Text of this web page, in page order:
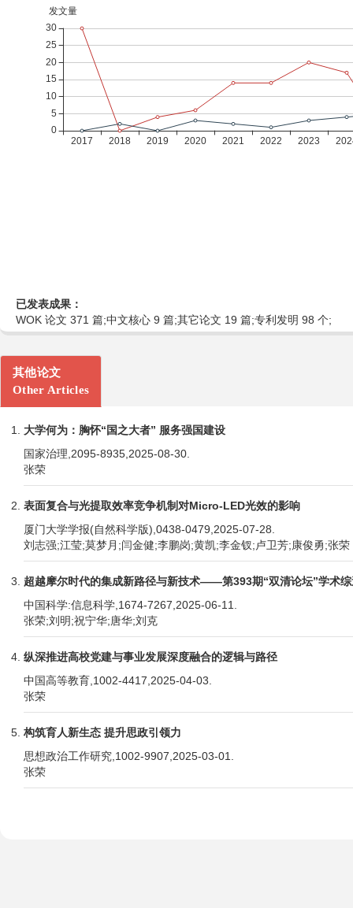
已发表成果：
WOK 论文 371 篇;中文核心 9 篇;其它论文 19 篇;专利发明 98 个;
其他论文
Other Articles
大学何为：胸怀“国之大者” 服务强国建设
国家治理,2095-8935,2025-08-30.
张荣
表面复合与光提取效率竞争机制对Micro-LED光效的影响
厦门大学学报(自然科学版),0438-0479,2025-07-28.
刘志强;江莹;莫梦月;闫金健;李鹏岗;黄凯;李金钗;卢卫芳;康俊勇;张荣
超越摩尔时代的集成新路径与新技术——第393期“双清论坛”学术
中国科学:信息科学,1674-7267,2025-06-11.
张荣;刘明;祝宁华;唐华;刘克
纵深推进高校党建与事业发展深度融合的逻辑与路径
中国高等教育,1002-4417,2025-04-03.
张荣
构筑育人新生态 提升思政引领力
思想政治工作研究,1002-9907,2025-03-01.
张荣